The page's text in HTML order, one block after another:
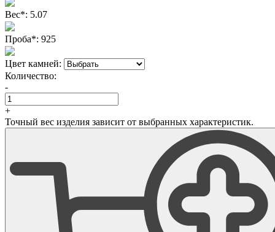
Вес*: 5.07
Проба*: 925
Цвет камней:
Количество:
-
+
Точный вес изделия зависит от выбранных характеристик.